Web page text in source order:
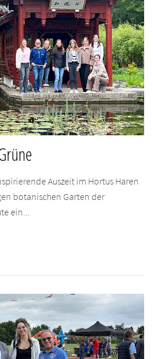
Auszeit im Hortus Haren
botanischen Garten der
ein...